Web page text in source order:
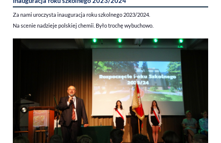
Za nami uroczysta inauguracja roku szkolnego 2023/2024.
Na scenie nadzieje polskiej chemii. Było trochę wybuchowo.